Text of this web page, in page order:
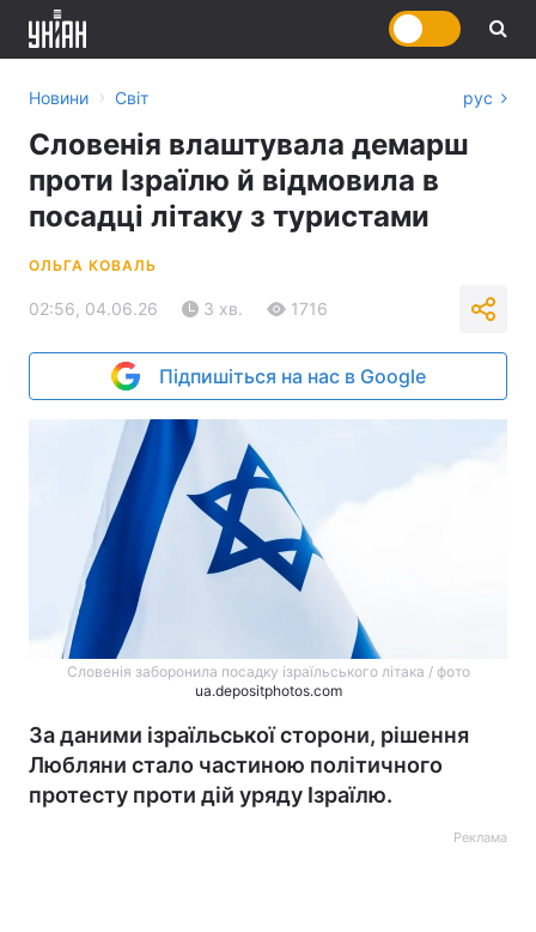
Новини › Світ рус
Словенія влаштувала демарш
проти Ізраїлю й відмовила в
посадці літаку з туристами
ОЛЬГА КОВАЛЬ
02:56, 04.06.26 3 хв. 1716
Підпишіться на нас в Google
Словенія заборонила посадку ізраїльського літака / фото
ua.depositphotos.com
За даними ізраїльської сторони, рішення
Любляни стало частиною політичного
протесту проти дій уряду Ізраїлю.
Реклама